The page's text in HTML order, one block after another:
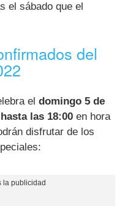
el sábado que el
del
eldomingo 5 de
las 18:00 en hora
disfrutar de los